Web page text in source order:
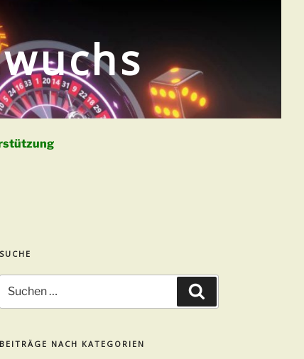
SUCHE
nach:
BEITRÄGE NACH KATEGORIEN